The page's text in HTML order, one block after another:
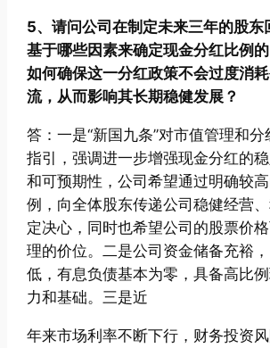
5、请问公司在制定未来三年的股东
基于哪些因素来确定现金分红比例
如何确保这一分红政策不会过度消
流，从而影响其长期稳健发展？
答：一是“新国九条”对市值管理和
指引，强调进一步增强现金分红的
和可预期性，公司希望通过明确较
例，向全体股东传递公司稳健经营
定决心，同时也希望公司的股票价
理的价位。二是公司资金储备充裕
低，有息负债基本为零，具备高比
力和基础。三是近
年来市场利率不断下行，财务投资